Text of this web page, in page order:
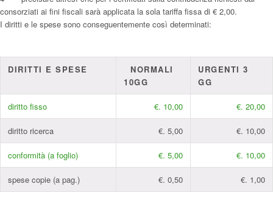
consorziati ai fini fiscali sarà applicata la sola tariffa fissa di € 2,00.
I diritti e le spese sono conseguentemente così determinati:
DIRITTI E SPESE
NORMALI
10GG
URGENTI 3
GG
diritto fisso €. 10,00 €. 20,00
diritto ricerca €. 5,00 €. 10,00
conformità (a foglio) €. 5,00 €. 10,00
spese copie (a pag.) €. 0,50 €. 1,00